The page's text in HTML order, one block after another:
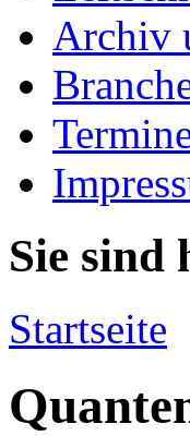
Archiv
Sie sind
Startseite